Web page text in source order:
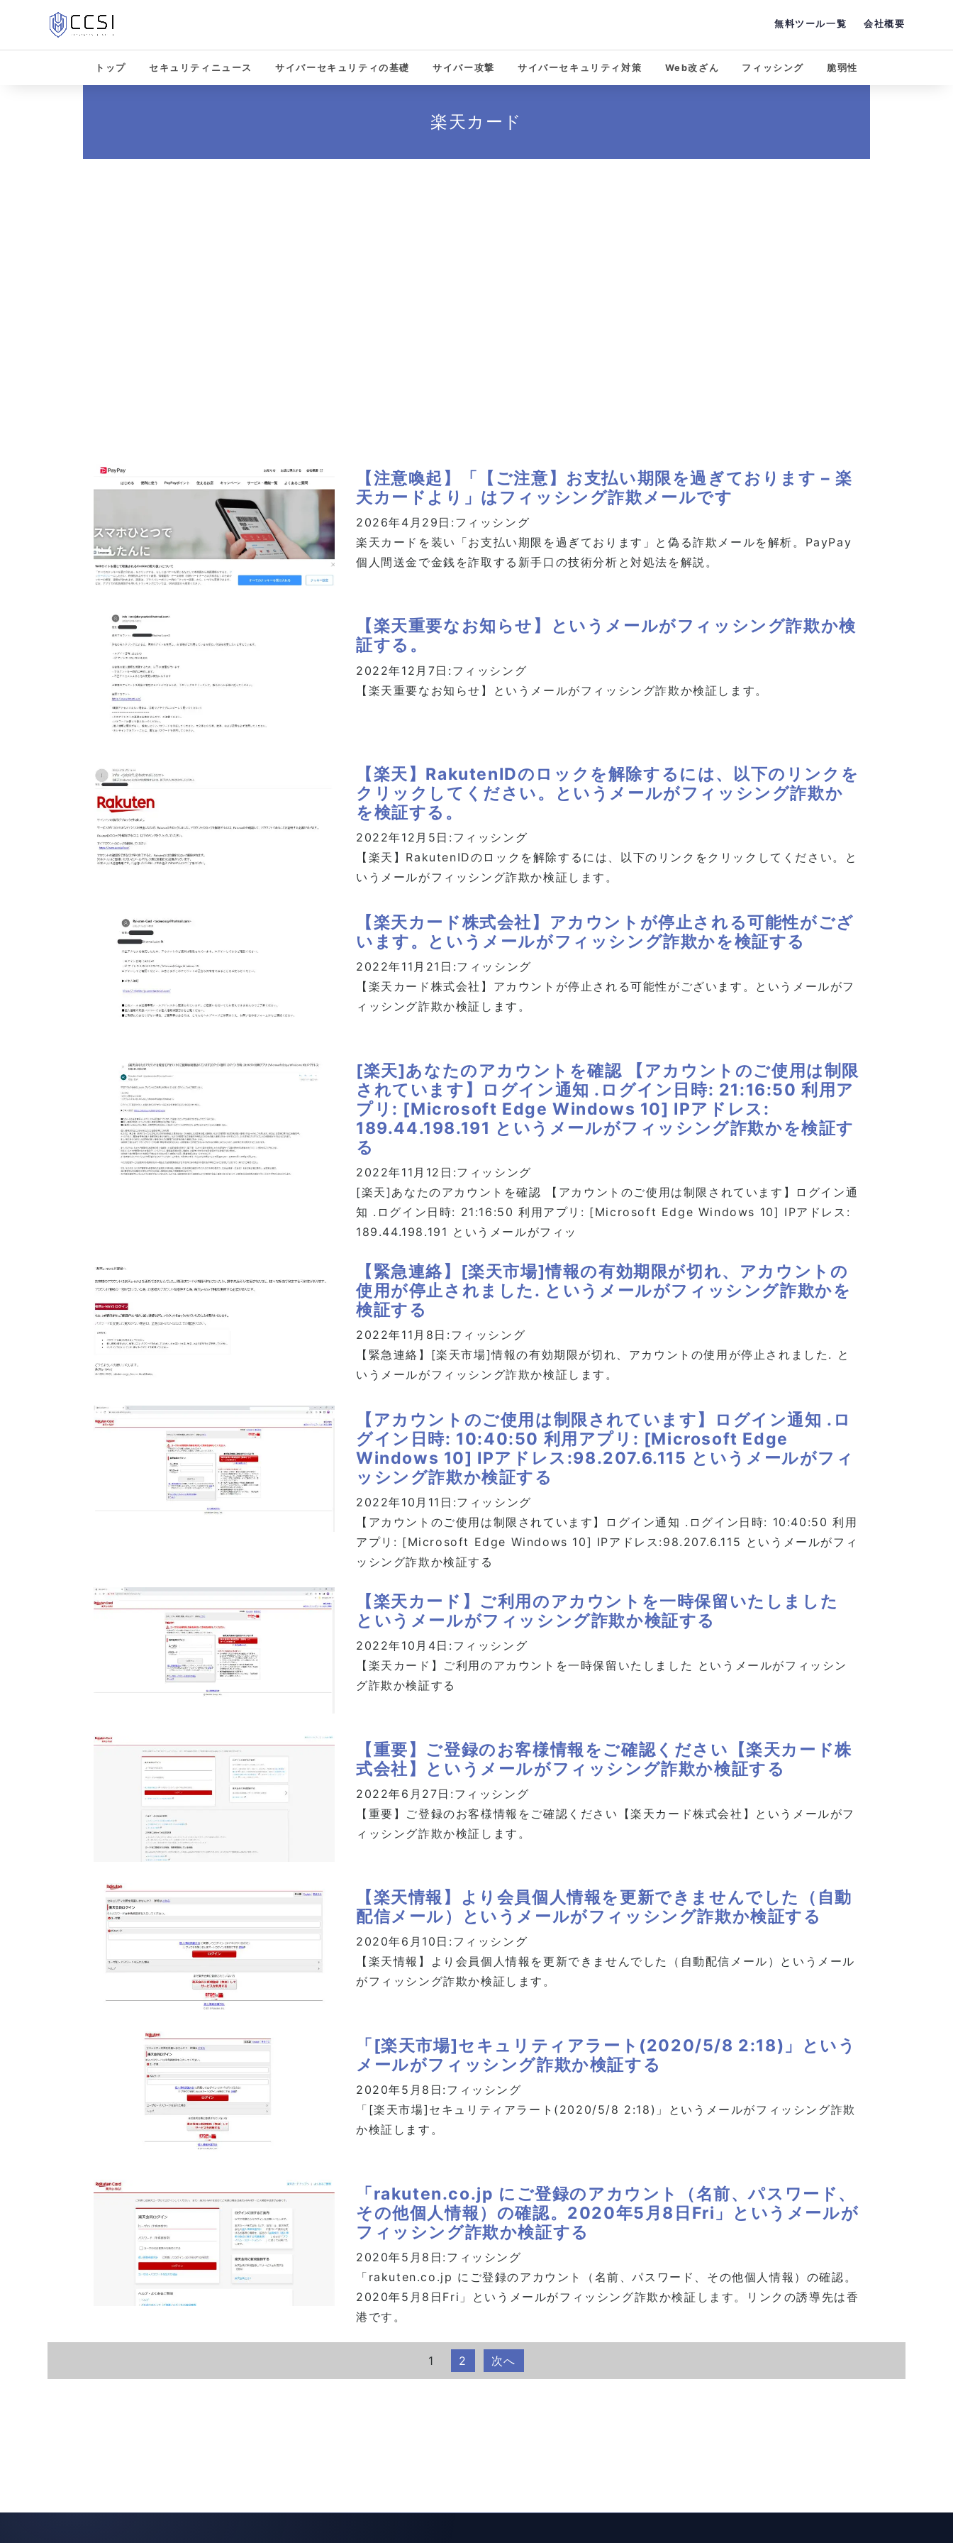
無料ツール一覧 会社概要
トップ セキュリティニュース サイバーセキュリティの基礎 サイバー攻撃 サイバーセキュリティ対策 Web改ざん フィッシング 脆弱性
楽天カード
【注意喚起】「【ご注意】お支払い期限を過ぎております – 楽
天カードより」はフィッシング詐欺メールです
2026年4月29日: フィッシング
楽天カードを装い「お支払い期限を過ぎております」と偽る詐欺メールを解析。PayPay
個人間送金で金銭を詐取する新手口の技術分析と対処法を解説。
【楽天重要なお知らせ】というメールがフィッシング詐欺か検
証する。
2022年12月7日: フィッシング
【楽天重要なお知らせ】というメールがフィッシング詐欺か検証します。
【楽天】RakutenIDのロックを解除するには、以下のリンクを
クリックしてください。というメールがフィッシング詐欺か
を検証する。
2022年12月5日: フィッシング
【楽天】RakutenIDのロックを解除するには、以下のリンクをクリックしてください。と
いうメールがフィッシング詐欺か検証します。
【楽天カード株式会社】アカウントが停止される可能性がござ
います。というメールがフィッシング詐欺かを検証する
2022年11月21日:フィッシング
【楽天カード株式会社】アカウントが停止される可能性がございます。というメールがフ
ィッシング詐欺か検証します。
[楽天]あなたのアカウントを確認 【アカウントのご使用は制限
されています】ログイン通知 .ログイン日時: 21:16:50 利用ア
プリ: [Microsoft Edge Windows 10] IPアドレス:
189.44.198.191 というメールがフィッシング詐欺かを検証す
る
2022年11月12日:フィッシング
[楽天]あなたのアカウントを確認 【アカウントのご使用は制限されています】ログイン通
知 .ログイン日時: 21:16:50 利用アプリ: [Microsoft Edge Windows 10] IPアドレス:
189.44.198.191 というメールがフィッ
【緊急連絡】[楽天市場]情報の有効期限が切れ、アカウントの
使用が停止されました. というメールがフィッシング詐欺かを
検証する
2022年11月8日: フィッシング
【緊急連絡】[楽天市場]情報の有効期限が切れ、アカウントの使用が停止されました. と
いうメールがフィッシング詐欺か検証します。
【アカウントのご使用は制限されています】ログイン通知 .ロ
グイン日時: 10:40:50 利用アプリ: [Microsoft Edge
Windows 10] IPアドレス:98.207.6.115 というメールがフィ
ッシング詐欺か検証する
2022年10月11日:フィッシング
【アカウントのご使用は制限されています】ログイン通知 .ログイン日時: 10:40:50 利用
アプリ: [Microsoft Edge Windows 10] IPアドレス:98.207.6.115 というメールがフィ
ッシング詐欺か検証する
【楽天カード】ご利用のアカウントを一時保留いたしました
というメールがフィッシング詐欺か検証する
2022年10月4日: フィッシング
【楽天カード】ご利用のアカウントを一時保留いたしました というメールがフィッシン
グ詐欺か検証する
【重要】ご登録のお客様情報をご確認ください【楽天カード株
式会社】というメールがフィッシング詐欺か検証する
2022年6月27日: フィッシング
【重要】ご登録のお客様情報をご確認ください【楽天カード株式会社】というメールがフ
ィッシング詐欺か検証します。
【楽天情報】より会員個人情報を更新できませんでした（自動
配信メール）というメールがフィッシング詐欺か検証する
2020年6月10日: フィッシング
【楽天情報】より会員個人情報を更新できませんでした（自動配信メール）というメール
がフィッシング詐欺か検証します。
「[楽天市場]セキュリティアラート(2020/5/8 2:18)」という
メールがフィッシング詐欺か検証する
2020年5月8日: フィッシング
「[楽天市場]セキュリティアラート(2020/5/8 2:18)」というメールがフィッシング詐欺
か検証します。
「rakuten.co.jp にご登録のアカウント（名前、パスワード、
その他個人情報）の確認。2020年5月8日Fri」というメールが
フィッシング詐欺か検証する
2020年5月8日: フィッシング
「rakuten.co.jp にご登録のアカウント（名前、パスワード、その他個人情報）の確認。
2020年5月8日Fri」というメールがフィッシング詐欺か検証します。リンクの誘導先は香
港です。
1 2 次へ